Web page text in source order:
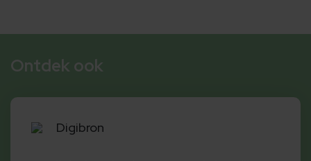
Ontdek ook
Digibron